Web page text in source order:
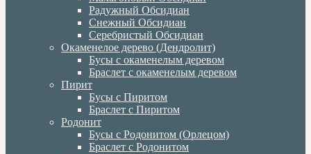
Радужный Обсидиан
Снежный Обсидиан
Серебристый Обсидиан
Окаменелое дерево (Дендролит)
Бусы с окаменелым деревом
Браслет с окаменелым деревом
Пирит
Бусы с Пиритом
Браслет с Пиритом
Родонит
Бусы с Родонитом (Орлецом)
Браслет с Родонитом